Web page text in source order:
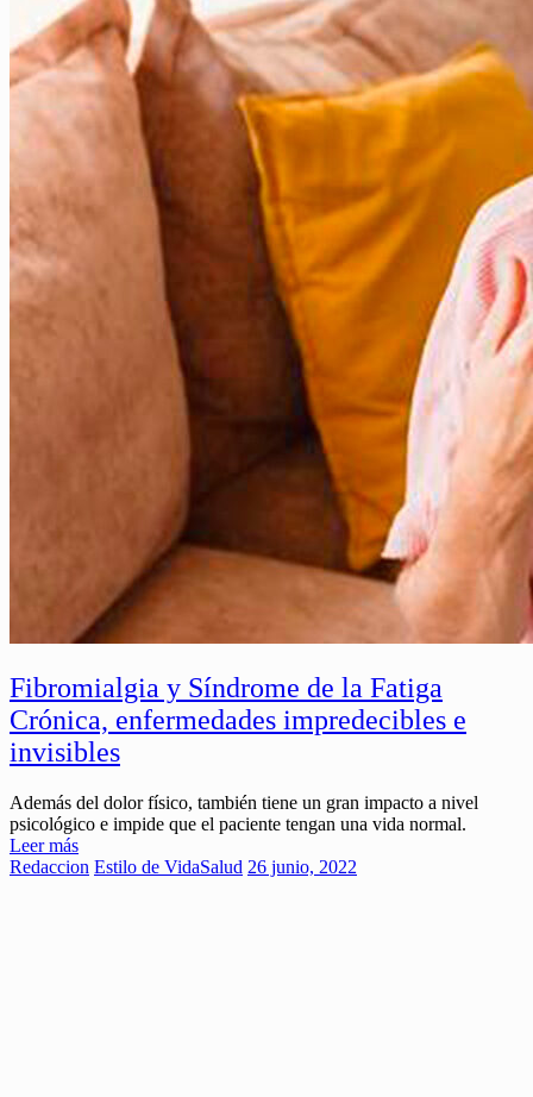
Fibromialgia y Síndrome de la Fatiga
Crónica, enfermedades impredecibles e
invisibles
Además del dolor físico, también tiene un gran impacto a nivel
psicológico e impide que el paciente tengan una vida normal.
Leer más
Redaccion Estilo de VidaSalud 26 junio, 2022